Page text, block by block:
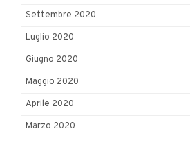
Settembre 2020
Luglio 2020
Giugno 2020
Maggio 2020
Aprile 2020
Marzo 2020